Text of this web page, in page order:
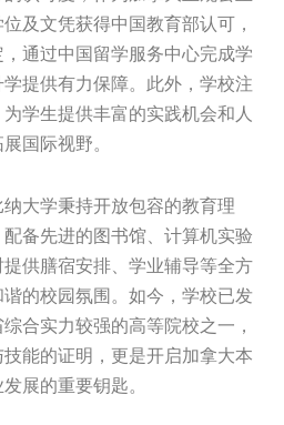
及文凭获得中国教育部认可，
通过中国留学服务中心完成学
提供有力保障。此外，学校注
学生提供丰富的实践机会和人
国际视野。
大学秉持开放包容的教育理
备先进的图书馆、计算机实验
供膳宿安排、学业辅导等全方
的校园氛围。如今，学校已发
合实力较强的高等院校之一，
能的证明，更是开启加拿大本
展的重要钥匙。